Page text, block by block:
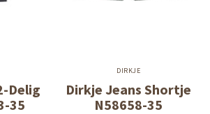
Delig
35
DIRKJE
Dirkje Jeans Shortje
N58658-35